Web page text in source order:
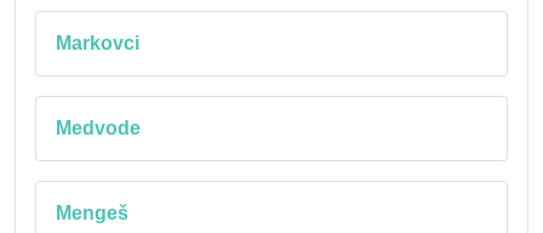
Markovci
Medvode
Mengeš